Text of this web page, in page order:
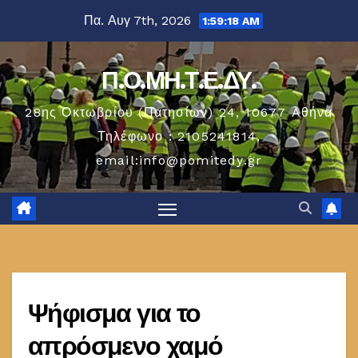
περιεχόμενο
Πα. Αυγ 7th, 2026 1:59:19 AM
Π.Ο.ΜΗ.Τ.Ε.ΔΥ.
28ης Οκτωβρίου (Πατησίων) 24, 10677 Aθήνα
Τηλέφωνο : 2105241814,
email:info@pomitedy.gr
Ψήφισμα για το
απρόσμενο χαμό